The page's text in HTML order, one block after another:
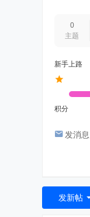
0
主题
新手上路
积分
发消息
发新帖